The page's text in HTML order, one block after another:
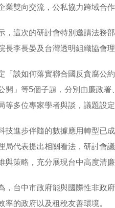
業雙向交流，公私協力跨域合
，這次的研討會特別邀請法務
長李長晏及台灣透明組織協會理
「談如何落實聯合國反貪腐公
開」等5個子題，分別由廉政
等多位專家學者與談，議題設
技進步伴隨的數據應用轉型已
局代表提出相關看法，研討會
與策略，充分展現台中高度清廉
，台中市政府能與國際性非政
率的政府以及租稅友善環境。